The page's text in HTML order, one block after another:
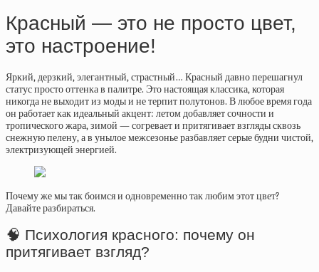
Красный — это не просто цвет,
это настроение!
Яркий, дерзкий, элегантный, страстный… Красный давно перешагнул
статус просто оттенка в палитре. Это настоящая классика, которая
никогда не выходит из моды и не терпит полутонов. В любое время года
он работает как идеальный акцент: летом добавляет сочности и
тропического жара, зимой — согревает и притягивает взгляды сквозь
снежную пелену, а в унылое межсезонье разбавляет серые будни чистой,
электризующей энергией.
Почему же мы так боимся и одновременно так любим этот цвет?
Давайте разбираться.
🧠 Психология красного: почему он
притягивает взгляд?